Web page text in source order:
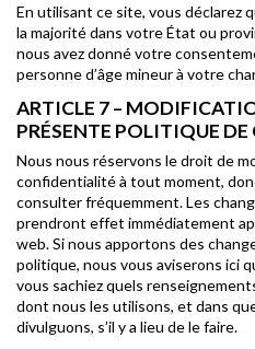
En utilisant ce site, vous déclarez
la majorité dans votre État ou
nous avez donné votre
personne d’âge mineur à votre
ARTICLE 7 –
PRÉSENTE POLITIQUE
Nous nous réservons le droit de
confidentialité à tout moment,
consulter fréquemment. Les
prendront effet immédiatement
web. Si nous apportons des
politique, nous vous aviserons ici
vous sachiez quels
dont nous les utilisons, et dans
divulguons, s’il y a lieu de le faire.